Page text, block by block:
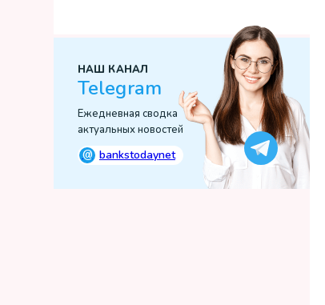
НАШ КАНАЛ
Telegram
Ежедневная сводка
актуальных новостей
@ bankstodaynet